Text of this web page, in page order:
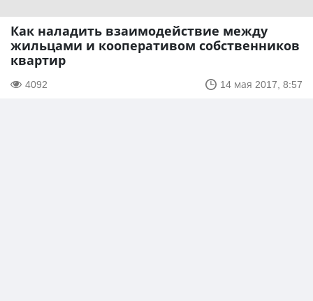
Как наладить взаимодействие между
жильцами и кооперативом собственников
квартир
4092 14 мая 2017, 8:57